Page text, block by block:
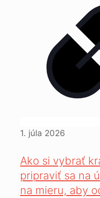
1. júla 2026
Ako si vybrať
pripraviť sa na
na mieru, aby